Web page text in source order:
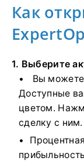
Как
1. Выберите
Вы можете
Доступные
цветом.
сделку с ним.